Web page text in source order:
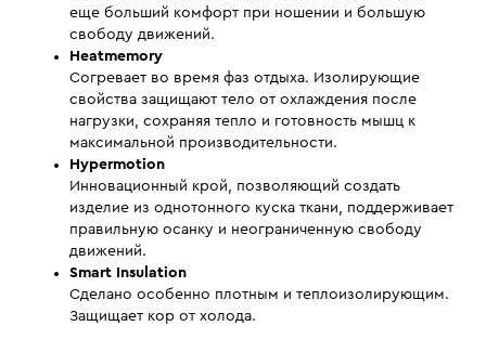
еще больший комфорт при ношении и большую
свободу движений.
Heatmemory
Согревает во время фаз отдыха. Изолирующие
свойства защищают тело от охлаждения после
нагрузки, сохраняя тепло и готовность мышц к
максимальной производительности.
Hypermotion
Инновационный крой, позволяющий создать
изделие из однотонного куска ткани, поддерживает
правильную осанку и неограниченную свободу
движений.
Smart Insulation
Сделано особенно плотным и теплоизолирующим.
Защищает ​​кор от холода.